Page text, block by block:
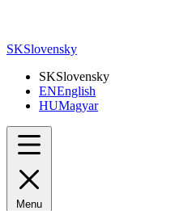
SKSlovensky
SKSlovensky
ENEnglish
HUMagyar
Menu